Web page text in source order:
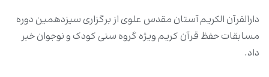
دارالقرآن الکریم آستان مقدس علوی از برگزاری سیزدهمین دوره
مسابقات حفظ قرآن کریم ویژه گروه سنی کودک و نوجوان خبر
داد.